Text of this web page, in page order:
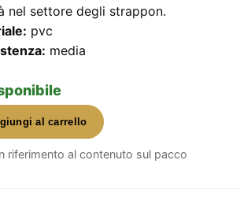
nel settore degli strappon.
pvc
media
al carrello
riferimento al contenuto sul pacco